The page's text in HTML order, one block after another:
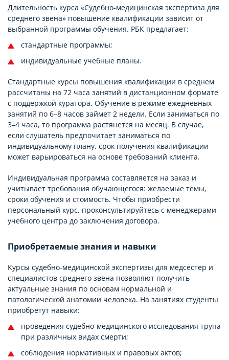
Длительность курса «Судебно-медицинская экспертиза для
среднего звена» повышение квалификации зависит от
выбранной программы обучения. РБК предлагает:
стандартные программы;
индивидуальные учебные планы.
Стандартные курсы повышения квалификации в среднем
рассчитаны на 72 часа занятий в дистанционном формате
с поддержкой куратора. Обучение в режиме ежедневных
занятий по 6–8 часов займет 2 недели. Если заниматься по
3–4 часа, то программа растянется на месяц. В случае,
если слушатель предпочитает заниматься по
индивидуальному плану, срок получения квалификации
может варьироваться на основе требований клиента.
Индивидуальная программа составляется на заказ и
учитывает требования обучающегося: желаемые темы,
сроки обучения и стоимость. Чтобы приобрести
персональный курс, проконсультируйтесь с менеджерами
учебного центра до заключения договора.
Приобретаемые знания и навыки
Курсы судебно-медицинской экспертизы для медсестер и
специалистов среднего звена позволяют получить
актуальные знания по основам нормальной и
патологической анатомии человека. На занятиях студенты
приобретут навыки:
проведения судебно-медицинского исследования трупа
при различных видах смерти;
соблюдения нормативных и правовых актов;